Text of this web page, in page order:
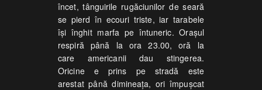
încet, tânguirile rugăciunilor de seară
se pierd în ecouri triste, iar tarabele
îşi înghit marfa pe întuneric. Oraşul
respiră până la ora 23.00, oră la
care americanii dau stingerea.
Oricine e prins pe stradă este
arestat până dimineaţa, ori împuşcat